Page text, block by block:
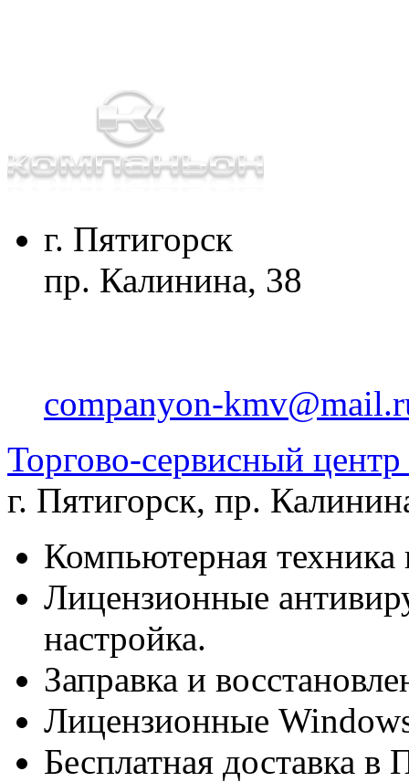
г. Пятигорск
пр. Калинина, 38
companyon-
Торгово-сервисный
г. Пятигорск, пр.
Компьютерная техника
Лицензионные
настройка.
Заправка и
Лицензионные
Бесплатная доставка в